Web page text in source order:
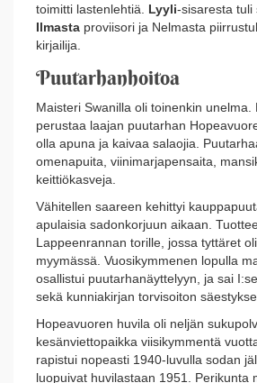
toimitti lastenlehtiä. Lyyli-sisaresta tuli
Ilmasta proviisori ja Nelmasta
kirjailija.
Puutarhanhoitoa
Maisteri Swanilla oli toinenkin unelma.
perustaa laajan puutarhan
olla apuna ja kaivaa salaojia.
omenapuita, viinimarjapensaita,
keittiökasveja.
Vähitellen saareen kehittyi
apulaisia sadonkorjuun aikaan.
Lappeenrannan torille, jossa tyttäret
myymässä. Vuosikymmenen lopulla
osallistui puutarhanäyttelyyn, ja sai
sekä kunniakirjan torvisoiton
Hopeavuoren huvila oli neljän
kesänviettopaikka viisikymmentä
rapistui nopeasti 1940-luvulla sodan
luopuivat huvilastaan 1951. Perikunta